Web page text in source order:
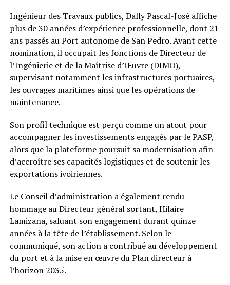
Ingénieur des Travaux publics, Dally Pascal-José affiche
plus de 30 années d’expérience professionnelle, dont 21
ans passés au Port autonome de San Pedro. Avant cette
nomination, il occupait les fonctions de Directeur de
l’Ingénierie et de la Maîtrise d’Œuvre (DIMO),
supervisant notamment les infrastructures portuaires,
les ouvrages maritimes ainsi que les opérations de
maintenance.
Son profil technique est perçu comme un atout pour
accompagner les investissements engagés par le PASP,
alors que la plateforme poursuit sa modernisation afin
d’accroître ses capacités logistiques et de soutenir les
exportations ivoiriennes.
Le Conseil d’administration a également rendu
hommage au Directeur général sortant, Hilaire
Lamizana, saluant son engagement durant quinze
années à la tête de l’établissement. Selon le
communiqué, son action a contribué au développement
du port et à la mise en œuvre du Plan directeur à
l’horizon 2035.